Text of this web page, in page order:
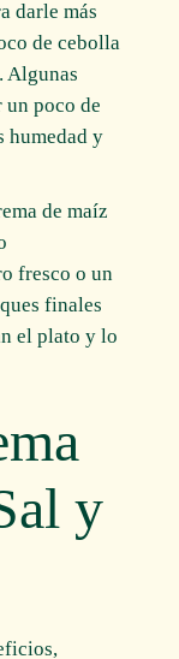
darle más
de cebolla
Algunas
poco de
humedad y
de maíz
fresco o un
finales
el plato y lo
y